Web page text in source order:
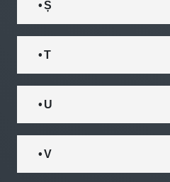
• Ș
• T
• U
• V